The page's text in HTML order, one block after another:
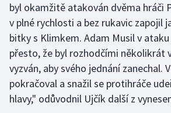
Triatlon
Veslování
Vodní slalom
Volejbal
byl okamžitě atakován dvěma hráči
v plné rychlosti a bez rukavic zapojil
bitky s Klimkem. Adam Musil v
přesto, že byl rozhodčími několikrát
vyzván, aby svého jednání zanechal.
pokračoval a snažil se protihráče
hlavy," odůvodnil Ujčík další z